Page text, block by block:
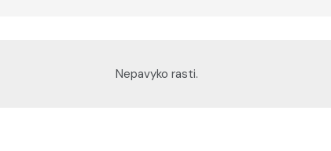
Nepavyko rasti.